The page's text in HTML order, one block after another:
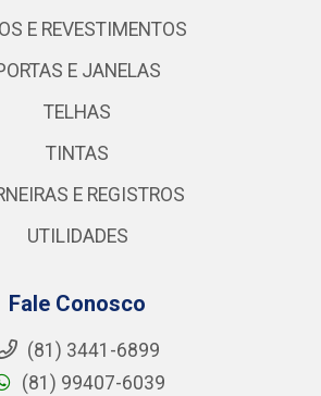
E REVESTIMENTOS
E JANELAS
TELHAS
TINTAS
E REGISTROS
UTILIDADES
Fale Conosco
(81) 3441-6899
(81) 99407-6039